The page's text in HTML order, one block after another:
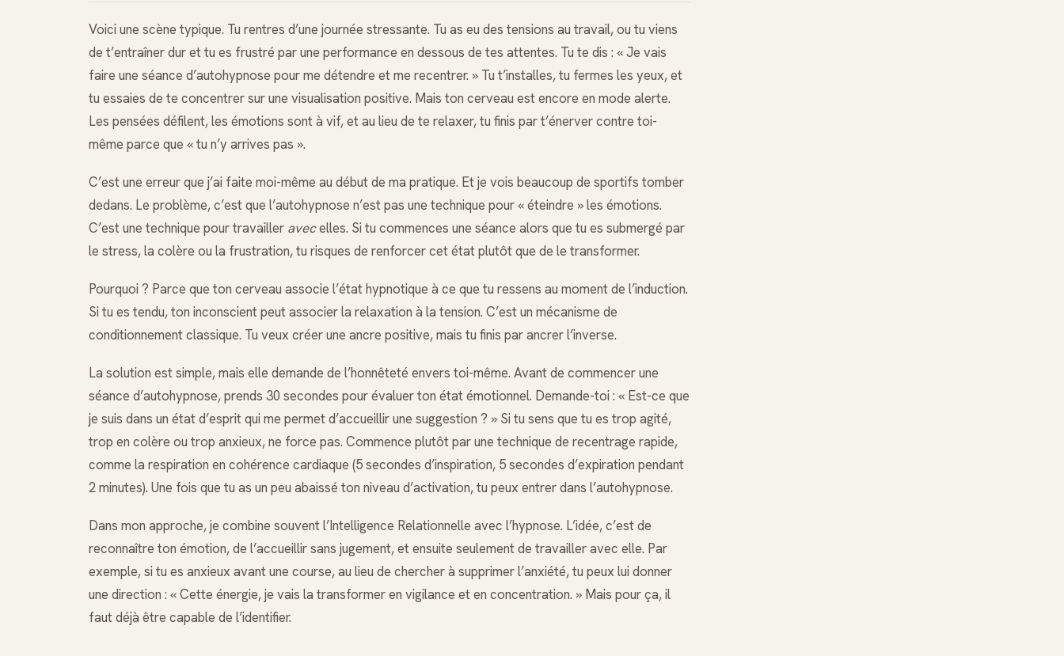
Voici une scène typique. Tu rentres d’une journée stressante. Tu as eu des tensions au travail, ou tu viens
de t’entraîner dur et tu es frustré par une performance en dessous de tes attentes. Tu te dis : « Je vais
faire une séance d’autohypnose pour me détendre et me recentrer. » Tu t’installes, tu fermes les yeux, et
tu essaies de te concentrer sur une visualisation positive. Mais ton cerveau est encore en mode alerte.
Les pensées défilent, les émotions sont à vif, et au lieu de te relaxer, tu finis par t’énerver contre toi-
même parce que « tu n’y arrives pas ».
C’est une erreur que j’ai faite moi-même au début de ma pratique. Et je vois beaucoup de sportifs tomber
dedans. Le problème, c’est que l’autohypnose n’est pas une technique pour « éteindre » les émotions.
C’est une technique pour travailler avecelles. Si tu commences une séance alors que tu es submergé par
le stress, la colère ou la frustration, tu risques de renforcer cet état plutôt que de le transformer.
Pourquoi ? Parce que ton cerveau associe l’état hypnotique à ce que tu ressens au moment de l’induction.
Si tu es tendu, ton inconscient peut associer la relaxation à la tension. C’est un mécanisme de
conditionnement classique. Tu veux créer une ancre positive, mais tu finis par ancrer l’inverse.
La solution est simple, mais elle demande de l’honnêteté envers toi-même. Avant de commencer une
séance d’autohypnose, prends 30 secondes pour évaluer ton état émotionnel. Demande-toi : « Est-ce que
je suis dans un état d’esprit qui me permet d’accueillir une suggestion ? » Si tu sens que tu es trop agité,
trop en colère ou trop anxieux, ne force pas. Commence plutôt par une technique de recentrage rapide,
comme la respiration en cohérence cardiaque (5 secondes d’inspiration, 5 secondes d’expiration pendant
2 minutes). Une fois que tu as un peu abaissé ton niveau d’activation, tu peux entrer dans l’autohypnose.
Dans mon approche, je combine souvent l’Intelligence Relationnelle avec l’hypnose. L’idée, c’est de
reconnaître ton émotion, de l’accueillir sans jugement, et ensuite seulement de travailler avec elle. Par
exemple, si tu es anxieux avant une course, au lieu de chercher à supprimer l’anxiété, tu peux lui donner
une direction : « Cette énergie, je vais la transformer en vigilance et en concentration. » Mais pour ça, il
faut déjà être capable de l’identifier.